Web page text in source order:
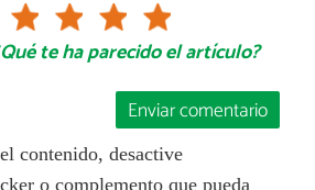
te ha parecido el artículo?
Enviar comentario
contenido, desactive
o complemento que pueda